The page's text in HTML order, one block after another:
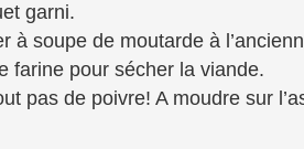
garni.
à soupe de moutarde à
farine pour sécher la viande.
pas de poivre! A moudre sur